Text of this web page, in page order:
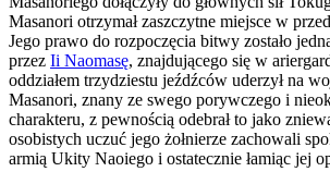
Masanori otrzymał zaszczytne miejsce w
Jego prawo do rozpoczęcia bitwy zostało
przez Ii Naomasę, znajdującego się w
oddziałem trzydziestu jeźdźców uderzył na
Masanori, znany ze swego porywczego i
charakteru, z pewnością odebrał to jako
osobistych uczuć jego żołnierze zachowali
armią Ukity Naoiego i ostatecznie łamiąc jej